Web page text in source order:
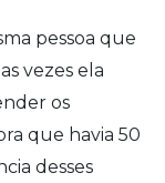
pessoa que
vezes ela
os
que havia 50
desses